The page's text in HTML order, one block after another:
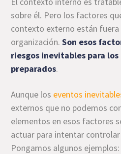
sobre él. Pero los factores
contexto externo están
organización.Son esos
riesgos inevitables para
preparados.
Aunque los eventos
externos que no podemos
elementos en esos factores
actuar para intentar
Pongamos algunos ejemplos: